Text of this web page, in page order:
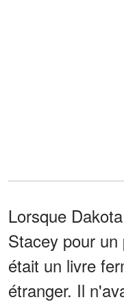
Lorsque
Stacey pour
était un livre
étranger. Il